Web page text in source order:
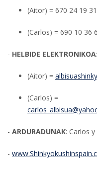
(Aitor) = 670 24 19 31
(Carlos) = 690 10 36
- HELBIDE ELEKTRONIKOA:
(Aitor) =
(Carlos) =
- ARDURADUNAK: Carlos
-